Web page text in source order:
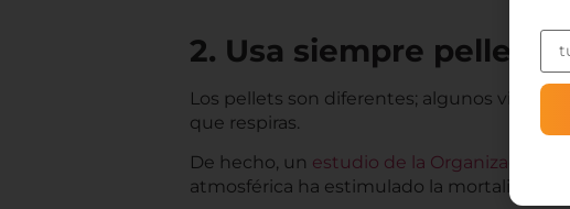
2. Usa siempre pellet
Los pellets son diferentes; algunos
que respiras.
De hecho, un estudio de la Organización
atmosférica ha estimulado la mortalidad